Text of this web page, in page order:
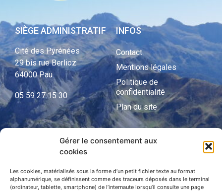
Gérer le consentement aux
cookies
Les cookies, matérialisés sous la forme d’un petit fichier texte au format
alphanumérique, se définissent comme des traceurs déposés dans le terminal
(ordinateur, tablette, smartphone) de l’internaute lorsqu’il consulte une page
SIÈGE ADMINISTRATIF
Cité des Pyrénées
29 bis rue Berlioz
64000 Pau
05 59 27 15 30
INFOS
Contact
Mentions légales
Politique de
confidentialité
Plan du site
Parc national des Pyrénées